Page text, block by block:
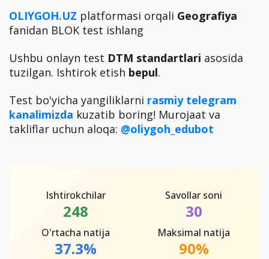
OLIYGOH.UZ platformasi orqali Geografiya
fanidan BLOK test ishlang
Ushbu onlayn test DTM standartlari asosida
tuzilgan. Ishtirok etish bepul.
Test bo'yicha yangiliklarni rasmiy telegram
kanalimizda kuzatib boring! Murojaat va
takliflar uchun aloqa: @oliygoh_edubot
Ishtirokchilar
248
Savollar soni
30
O'rtacha natija
37.3%
Maksimal natija
90%